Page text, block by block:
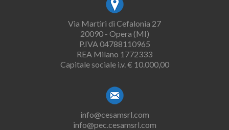
Via Martiri di Cefalonia 27
20090 - Opera (MI)
P.IVA 04788110965
REA Milano 1772333
Capitale sociale i.v. € 10.000,00
info@cesamsrl.com
info@pec.cesamsrl.com